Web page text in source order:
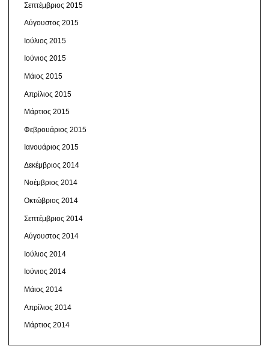
Σεπτέμβριος 2015
Αύγουστος 2015
Ιούλιος 2015
Ιούνιος 2015
Μάιος 2015
Απρίλιος 2015
Μάρτιος 2015
Φεβρουάριος 2015
Ιανουάριος 2015
Δεκέμβριος 2014
Νοέμβριος 2014
Οκτώβριος 2014
Σεπτέμβριος 2014
Αύγουστος 2014
Ιούλιος 2014
Ιούνιος 2014
Μάιος 2014
Απρίλιος 2014
Μάρτιος 2014